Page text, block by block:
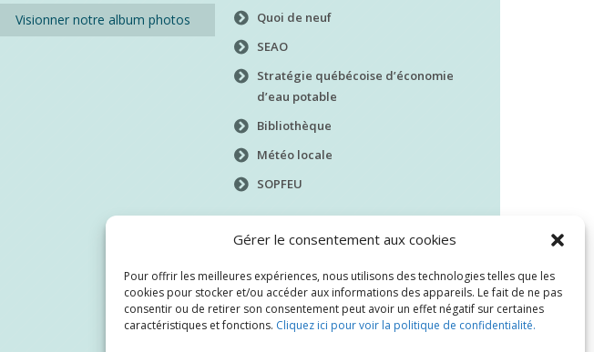
Gérer le consentement aux cookies
Pour offrir les meilleures expériences, nous utilisons des technologies telles que les
cookies pour stocker et/ou accéder aux informations des appareils. Le fait de ne pas
consentir ou de retirer son consentement peut avoir un effet négatif sur certaines
caractéristiques et fonctions. Cliquez ici pour voir la politique de confidentialité.
Visionner notre album photos
Quoi de neuf
SEAO
Stratégie québécoise d’économie
d’eau potable
Bibliothèque
Météo locale
SOPFEU